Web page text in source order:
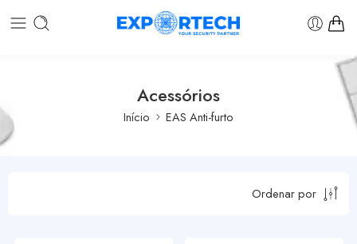
Acessórios
Início EAS Anti-furto
Ordenar por